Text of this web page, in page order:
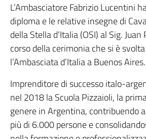
L’Ambasciatore Fabrizio Lucentini
diploma e le relative insegne di
della Stella d’Italia (OSI) al Sig.
corso della cerimonia che si è
l’Ambasciata d’Italia a Buenos Aires.
Imprenditore di successo italo-
nel 2018 la Scuola Pizzaioli, la
genere in Argentina, contribuendo
più di 6.000 persone e